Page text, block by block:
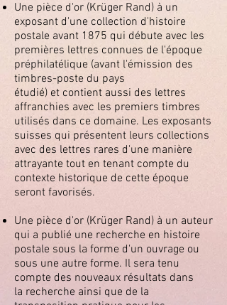
Une pièce d'or (Krüger Rand) à un
exposant d'une collection d'histoire
postale avant 1875 qui débute avec les
premières lettres connues de l'époque
préphilatélique (avant l'émission des
timbres-poste du pays
étudié) et contient aussi des lettres
affranchies avec les premiers timbres
utilisés dans ce domaine. Les exposants
suisses qui présentent leurs collections
avec des lettres rares d'une manière
attrayante tout en tenant compte du
contexte historique de cette époque
seront favorisés.
Une pièce d'or (Krüger Rand) à un auteur
qui a publié une recherche en histoire
postale sous la forme d'un ouvrage ou
sous une autre forme. Il sera tenu
compte des nouveaux résultats dans
la recherche ainsi que de la